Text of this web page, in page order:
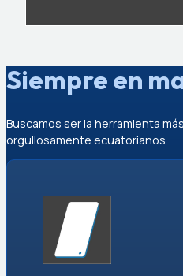
Siempre en
Buscamos ser la herramienta
orgullosamente ecuatorianos.